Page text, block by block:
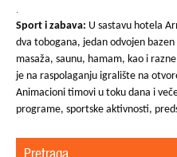
.
Sport i zabava: U sastavu hotela
dva tobogana, jedan odvojen
masaža, saunu, hamam, kao i
je na raspolaganju igralište na
Animacioni timovi u toku dana i
programe, sportske aktivnosti,